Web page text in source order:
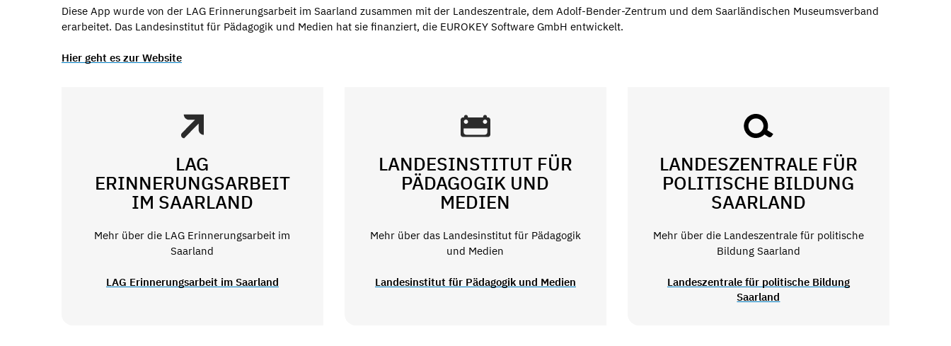
Diese App wurde von der LAG Erinnerungsarbeit im Saarland zusammen mit der Landeszentrale, dem Adolf-Bender-Zentrum und dem Saarländischen Museumsverband
erarbeitet. Das Landesinstitut für Pädagogik und Medien hat sie finanziert, die EUROKEY Software GmbH entwickelt.
Hier geht es zur Website
LAG
ERINNERUNGSARBEIT
IM SAARLAND
Mehr über die LAG Erinnerungsarbeit im
Saarland
LAG Erinnerungsarbeit im Saarland
LANDESINSTITUT FÜR
PÄDAGOGIK UND
MEDIEN
Mehr über das Landesinstitut für Pädagogik
und Medien
Landesinstitut für Pädagogik und Medien
LANDESZENTRALE FÜR
POLITISCHE BILDUNG
SAARLAND
Mehr über die Landeszentrale für politische
Bildung Saarland
Landeszentrale für politische Bildung
Saarland